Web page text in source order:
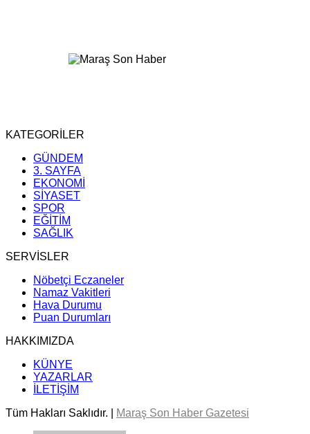
KATEGORİLER
GÜNDEM
3. SAYFA
EKONOMİ
SİYASET
SPOR
EĞİTİM
SAĞLIK
SERVİSLER
Nöbetçi Eczaneler
Namaz Vakitleri
Hava Durumu
Puan Durumları
HAKKIMIZDA
KÜNYE
YAZARLAR
İLETİŞİM
Tüm Hakları Saklıdır. |
Maraş Son Haber Gazetesi